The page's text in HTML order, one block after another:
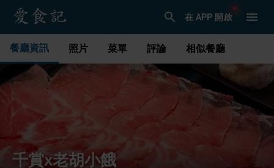
在 APP 開啟
餐廳資訊 照片 菜單 評論 相似餐廳
千賞x老胡小餓